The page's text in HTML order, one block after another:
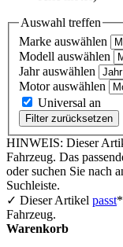
Auswahl treffen
Marke auswählen
Modell auswählen
Jahr auswählen
Motor auswählen
Universal an
Filter zurücksetzen
HINWEIS: Dieser
Fahrzeug. Das
oder suchen Sie nach
Suchleiste.
✓ Dieser Artikel passt
Fahrzeug.
Warenkorb